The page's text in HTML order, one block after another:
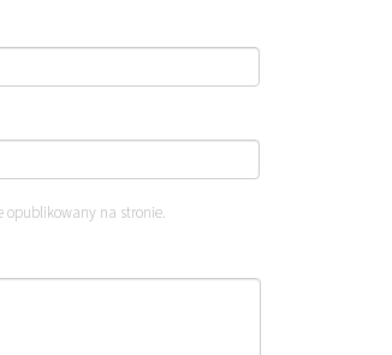
opublikowany na stronie.